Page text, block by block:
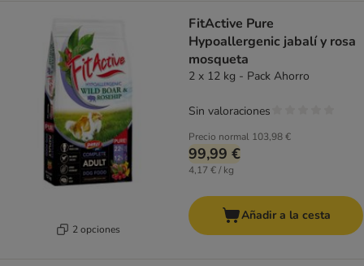
2 opciones
FitActive Pure
Hypoallergenic jabalí y rosa
mosqueta
2 x 12 kg - Pack Ahorro
Precio normal 103,98 €
99,99 €
4,17 € / kg
Sin valoraciones
Añadir a la cesta